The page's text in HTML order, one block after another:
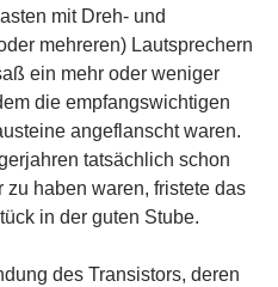
mit Dreh- und
mehreren) Lautsprechern
ein mehr oder weniger
die empfangswichtigen
angeflanscht waren.
tatsächlich schon
haben waren, fristete das
in der guten Stube.
des Transistors, deren